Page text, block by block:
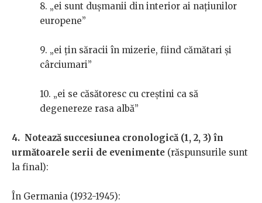
8. „ei sunt dușmanii din interior ai națiunilor
europene”
9. „ei țin săracii în mizerie, fiind cămătari și
cârciumari”
10. „ei se căsătoresc cu creștini ca să
degenereze rasa albă”
4. Notează succesiunea cronologică (1, 2, 3) în
următoarele serii de evenimente (răspunsurile sunt
la final):
În Germania (1932-1945):